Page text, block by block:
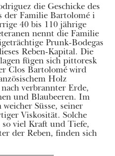
die Geschicke des
der Familie Bartolomé i
40 bis 110 jährige
nennt die Familie
Prunk-Bodegas
Reben-Kapital. Die
fügen sich pittoresk
Clos Bartolomé wird
Holz
verbrannter Erde,
und Blaubeeren. Im
Süsse, seiner
Viskosität. Solche
viel Kraft und Tiefe,
der Reben, finden sich